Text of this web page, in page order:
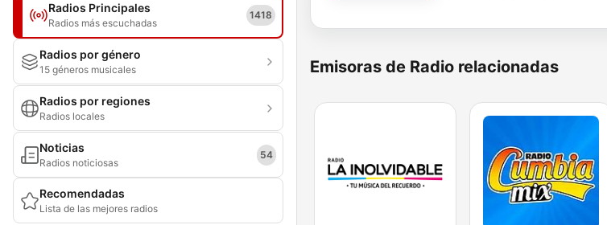
Radios Principales
Radios más escuchadas
1418
Radios por género
15 géneros musicales
Radios por regiones
Radios locales
Noticias
Radios noticiosas
54
Recomendadas
Lista de las mejores radios
Emisoras de Radio relacionadas